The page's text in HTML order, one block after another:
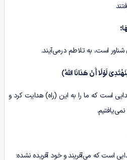
شناور است، به تلاطم درمی‌آیند.
لَوْلَا أَنْ هَدَانَا اللّٰهُ﴾
که ما را به این (راه) هدایت کرد و
که می‌آفریند و خود آفریده نشده؛